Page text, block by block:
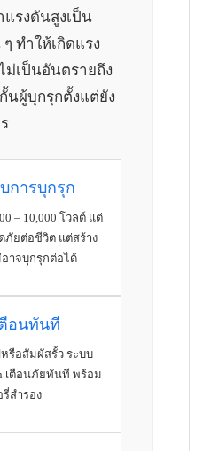
รงดันสูงเป็น
ๆ ทำให้เกิดแรง
เป็นอันตรายถึง
นผู้บุกรุกตั้งแต่ยัง
การบุกรุก
– 10,000 โวลต์ แต่
ภัยต่อชีวิต แต่สร้าง
าจบุกรุกต่อได้
อนทันที
รือสัมผัสรั้ว ระบบ
เตือนภัยทันที พร้อม
รี่สำรอง